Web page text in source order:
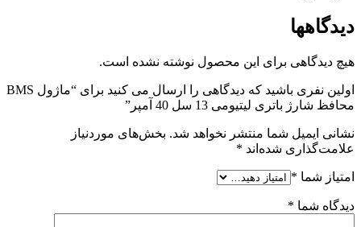
دیدگاهها
هیچ دیدگاهی برای این محصول نوشته نشده است.
اولین نفری باشید که دیدگاهی را ارسال می کنید برای “ماژول BMS
محافظ شارژ باتری لیتیومی 13 سل 40 آمپر”
نشانی ایمیل شما منتشر نخواهد شد. بخش‌های موردنیاز
علامت‌گذاری شده‌اند *
امتیاز شما *
دیدگاه شما *